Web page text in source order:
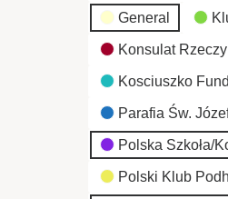
General
Konsulat
Kosciuszko
Parafia Św.
Polska Szkoła/
Polski Klub